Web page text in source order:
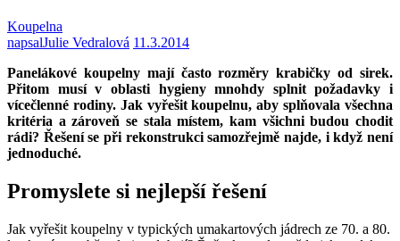
Koupelna
napsalJulie Vedralová 11.3.2014
Panelákové koupelny mají často rozměry krabičky od sirek.
Přitom musí v oblasti hygieny mnohdy splnit požadavky i
vícečlenné rodiny. Jak vyřešit koupelnu, aby splňovala všechna
kritéria a zároveň se stala místem, kam všichni budou chodit
rádi? Řešení se při rekonstrukci samozřejmě najde, i když není
jednoduché.
Promyslete si nejlepší řešení
Jak vyřešit koupelny v typických umakartových jádrech ze 70. a 80.